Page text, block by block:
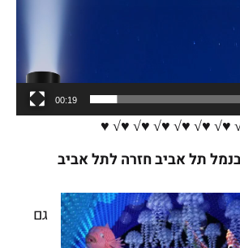
00:19
√ ♥ √ ♥√ ♥√ ♥√ ♥√
תל אביב חזרה לתל אביב
גם